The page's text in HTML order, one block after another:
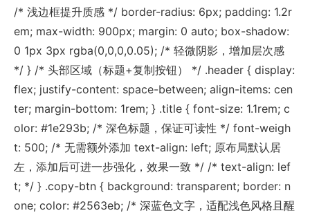
/* 浅边框提升质感 */ border-radius: 6px; padding: 1.2r
em; max-width: 900px; margin: 0 auto; box-shadow:
0 1px 3px rgba(0,0,0,0.05); /* 轻微阴影，增加层次感
*/ } /* 头部区域（标题+复制按钮） */ .header { display:
flex; justify-content: space-between; align-items: cen
ter; margin-bottom: 1rem; } .title { font-size: 1.1rem; c
olor: #1e293b; /* 深色标题，保证可读性 */ font-weigh
t: 500; /* 无需额外添加 text-align: left; 原布局默认居
左，添加后可进一步强化，效果一致 */ /* text-align: lef
t; */ } .copy-btn { background: transparent; border: n
one; color: #2563eb; /* 深蓝色文字，适配浅色风格且醒